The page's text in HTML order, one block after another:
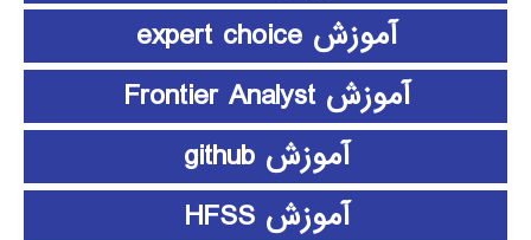
آموزش expert choice
آموزش Frontier Analyst
آموزش github
آموزش HFSS